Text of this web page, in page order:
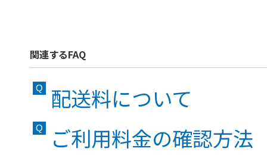
関連するFAQ
配送料について
ご利用料金の確認方法